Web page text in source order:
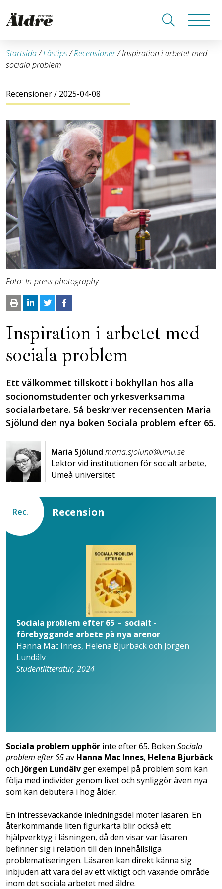
Startsida/Lästips/Recensioner/Inspiration i arbetet med
sociala problem
Recensioner/ 2025-04-08
Foto: In-press photography
Inspiration i arbetet med
sociala problem
Ett välkommet tillskott i bokhyllan hos alla
socionomstudenter och yrkesverksamma
socialarbetare. Så beskriver recensenten­ Maria
Sjölund den nya boken Sociala problem efter 65.
Maria Sjölund maria.sjolund@umu.se
Lektor vid institutionen för socialt arbete,
Umeå universitet
Rec. Recension
Sociala problem efter 65 – socialt ­
förebyggande arbete på nya arenor
Hanna Mac Innes, Helena Bjurbäck och Jörgen
Lundälv
Studentlitteratur, 2024
Sociala problem upphör inte efter 65. Boken Sociala
problem efter 65av Hanna Mac Innes, Helena Bjurbäck
och Jörgen Lundälv ger exempel på problem som kan
följa med individer genom livet och synliggör även nya
som kan debutera i hög ålder.
En intresseväckande inledningsdel möter läsaren. En
återkommande liten figurkarta blir också ett
hjälpverktyg i läsningen, då den visar var läsaren
befinner sig i relation till den innehållsliga
problematiseringen. Läsaren kan direkt känna sig
inbjuden att vara del av ett viktigt och växande område
inom det sociala arbetet med äldre.